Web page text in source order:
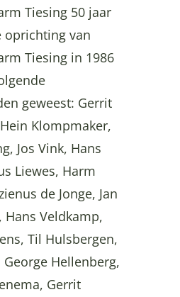
Tiesing 50 jaar
oprichting van
Tiesing in 1986
geweest: Gerrit
Klompmaker,
Jos Vink, Hans
Liewes, Harm
de Jonge, Jan
Hans Veldkamp,
Til Hulsbergen,
Hellenberg,
Gerrit